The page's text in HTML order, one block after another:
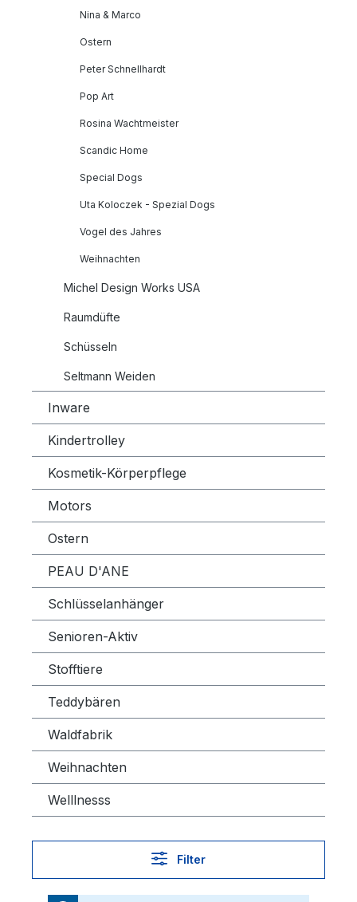
Nina & Marco
Ostern
Peter Schnellhardt
Pop Art
Rosina Wachtmeister
Scandic Home
Special Dogs
Uta Koloczek - Spezial Dogs
Vogel des Jahres
Weihnachten
Michel Design Works USA
Raumdüfte
Schüsseln
Seltmann Weiden
Inware
Kindertrolley
Kosmetik-Körperpflege
Motors
Ostern
PEAU D'ANE
Schlüsselanhänger
Senioren-Aktiv
Stofftiere
Teddybären
Waldfabrik
Weihnachten
Welllnesss
Filter